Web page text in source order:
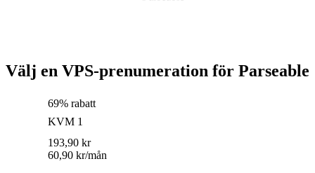
Välj en VPS-prenumeration för Parseable
69% rabatt
KVM 1
193,90 kr
60,90 kr/mån